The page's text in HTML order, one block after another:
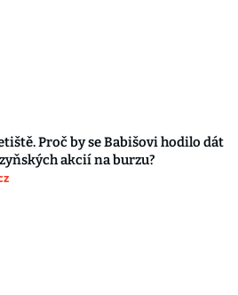
Proč by se Babišovi hodilo dát
akcií na burzu?